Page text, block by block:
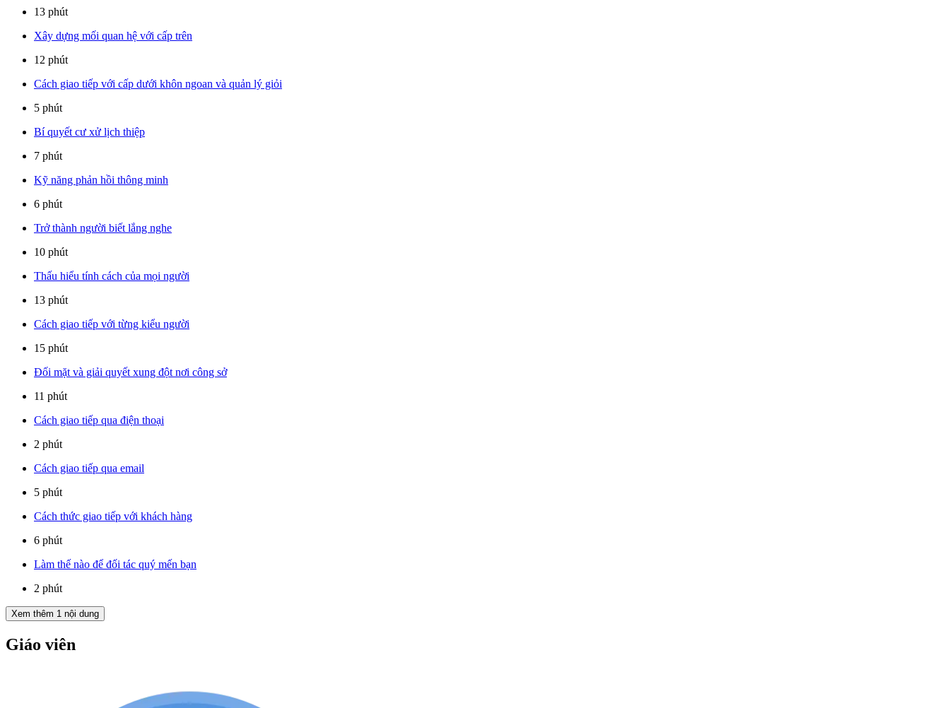
13 phút
Xây dựng mối quan hệ với cấp trên
12 phút
Cách giao tiếp với cấp dưới khôn ngoan và quản lý giỏi
5 phút
Bí quyết cư xử lịch thiệp
7 phút
Kỹ năng phản hồi thông minh
6 phút
Trở thành người biết lắng nghe
10 phút
Thấu hiểu tính cách của mọi người
13 phút
Cách giao tiếp với từng kiểu người
15 phút
Đối mặt và giải quyết xung đột nơi công sở
11 phút
Cách giao tiếp qua điện thoại
2 phút
Cách giao tiếp qua email
5 phút
Cách thức giao tiếp với khách hàng
6 phút
Làm thế nào để đối tác quý mến bạn
2 phút
Xem thêm 1 nội dung
Giáo viên